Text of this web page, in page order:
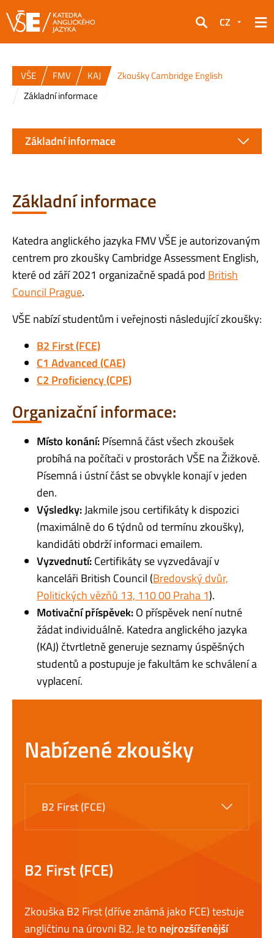
Hledat
CZ
VŠE FMV KAJ
Zkoušky Cambridge English
Základní informace
Základní informace
Katedra anglického jazyka FMV VŠE je autorizovaným
centrem pro zkoušky Cambridge Assessment English,
které od září 2021 organizačně spadá pod British
Council Prague.
VŠE nabízí studentům i veřejnosti následující zkoušky:
B2 First (FCE)
C1 Advanced (CAE)
C2 Proficiency (CPE)
Organizační informace:
Místo konání:Písemná část všech zkoušek
probíhá na počítači v prostorách VŠE na Žižkově.
Písemná i ústní část se obvykle konají v jeden
den.
Výsledky:Jakmile jsou certifikáty k dispozici
(maximálně do 6 týdnů od termínu zkoušky),
kandidáti obdrží informaci emailem.
Vyzvednutí:Certifikáty se vyzvedávají v
kanceláři British Council (Bredovský dvůr,
Politických vězňů 13, 110 00 Praha 1).
Motivační příspěvek:O příspěvek není nutné
žádat individuálně. Katedra anglického jazyka
(KAJ) čtvrtletně generuje seznamy úspěšných
studentů a postupuje je fakultám ke schválení a
vyplacení.
Nabízené zkoušky
B2 First (FCE)
B2 First (FCE)
Zkouška B2 First (dříve známá jako FCE) testuje
angličtinu na úrovni B2. Je to nejrozšířenější
Základní informace